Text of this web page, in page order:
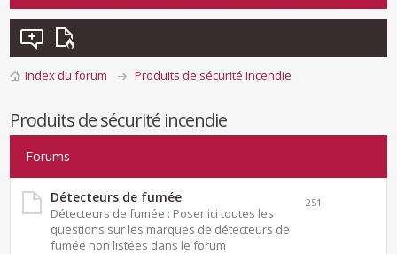
Index du forum Produits de sécurité incendie
Produits de sécurité incendie
Forums
Détecteurs de fumée
Détecteurs de fumée : Poser ici toutes les
questions sur les marques de détecteurs de
fumée non listées dans le forum
251